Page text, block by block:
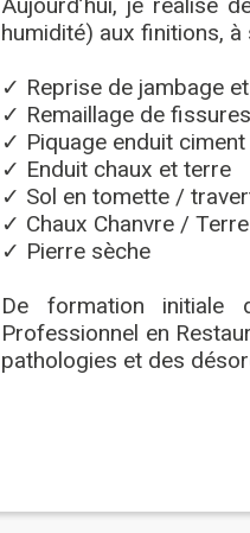
humidité) aux finitions, à
✓ Reprise de jambage
✓ Remaillage de fissures
✓ Piquage enduit
✓ Enduit chaux et terre
✓ Sol en tomette /
✓ Chaux Chanvre /
✓ Pierre sèche
De formation initiale
Professionnel en
pathologies et des
En 2024, j’ai intégré
basée à Limoux
Je suis également